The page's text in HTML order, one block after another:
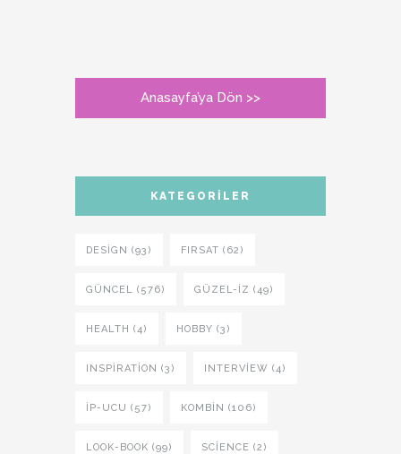
Anasayfa’ya Dön >>
KATEGORILER
DESIGN (93) FIRSAT (62)
GÜNCEL (576) GÜZEL-IZ (49)
HEALTH (4) HOBBY (3)
INSPIRATION (3) INTERVIEW (4)
İP-UCU (57) KOMBIN (106)
LOOK-BOOK (99) SCIENCE (2)